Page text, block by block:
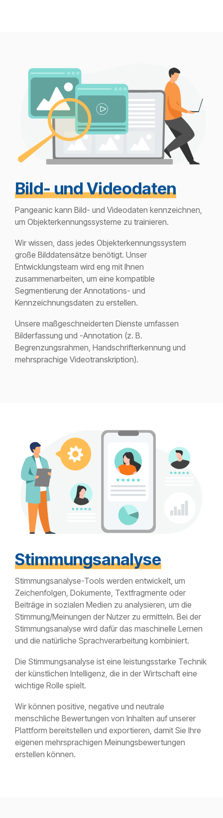
Bild- und Videodaten
Pangeanic kann Bild- und Videodaten kennzeichnen,
um Objekterkennungssysteme zu trainieren.
Wir wissen, dass jedes Objekterkennungssystem
große Bilddatensätze benötigt. Unser
Entwicklungsteam wird eng mit Ihnen
zusammenarbeiten, um eine kompatible
Segmentierung der Annotations- und
Kennzeichnungsdaten zu erstellen.
Unsere maßgeschneiderten Dienste umfassen
Bilderfassung und -Annotation (z. B.
Begrenzungsrahmen, Handschrifterkennung und
mehrsprachige Videotranskription).
Stimmungsanalyse
Stimmungsanalyse-Tools werden entwickelt, um
Zeichenfolgen, Dokumente, Textfragmente oder
Beiträge in sozialen Medien zu analysieren, um die
Stimmung/Meinungen der Nutzer zu ermitteln. Bei der
Stimmungsanalyse wird dafür das maschinelle Lernen
und die natürliche Sprachverarbeitung kombiniert.
Die Stimmungsanalyse ist eine leistungsstarke Technik
der künstlichen Intelligenz, die in der Wirtschaft eine
wichtige Rolle spielt.
Wir können positive, negative und neutrale
menschliche Bewertungen von Inhalten auf unserer
Plattform bereitstellen und exportieren, damit Sie Ihre
eigenen mehrsprachigen Meinungsbewertungen
erstellen können.